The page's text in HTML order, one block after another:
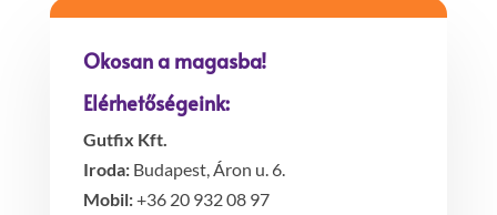
Okosan a magasba!
Elérhetőségeink:
Gutfix Kft.
Iroda:Budapest, Áron u. 6.
Mobil:+36 20 932 08 97